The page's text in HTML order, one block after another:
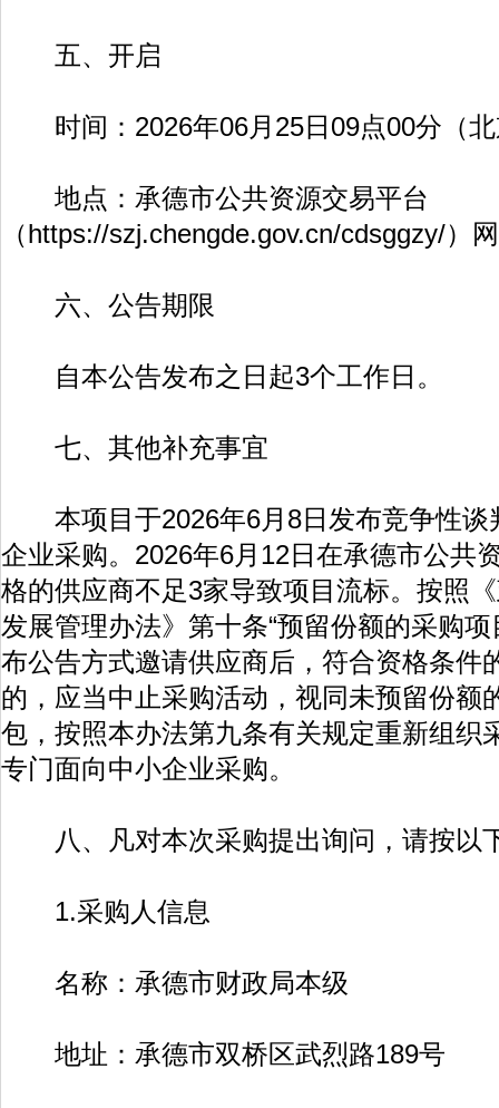
五、开启
时间：2026年06月25日09点00分（北
地点：承德市公共资源交易平台
（https://szj.chengde.gov.cn/cdsggzy/）
六、公告期限
自本公告发布之日起3个工作日。
七、其他补充事宜
本项目于2026年6月8日发布竞争性谈
企业采购。2026年6月12日在承德市公共
格的供应商不足3家导致项目流标。按照
发展管理办法》第十条“预留份额的采购
布公告方式邀请供应商后，符合资格条件
的，应当中止采购活动，视同未预留份额
包，按照本办法第九条有关规定重新组织
专门面向中小企业采购。
八、凡对本次采购提出询问，请按以
1.采购人信息
名称：承德市财政局本级
地址：承德市双桥区武烈路189号